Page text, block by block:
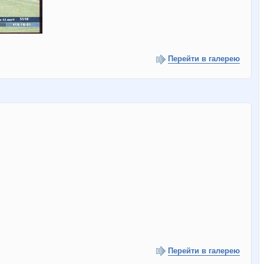
Перейти в галерею
Перейти в галерею